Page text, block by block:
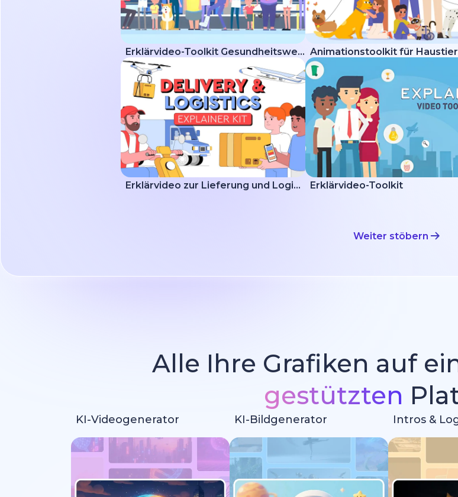
Erklärvideo-Toolkit Gesundheitswesen Animationstoolkit für
Erklärvideo zur Lieferung und Logistik Erklärvideo-Toolkit
Weiter stöbern
Alle Ihre Grafiken auf
gestützten
KI-Videogenerator KI-Bildgenerator Intros &